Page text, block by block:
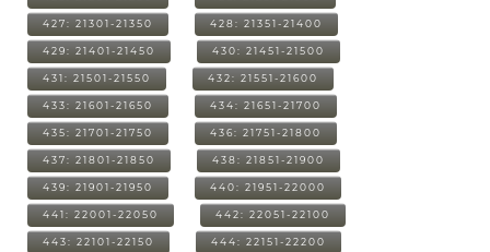
427: 21301-21350 428: 21351-21400
429: 21401-21450 430: 21451-21500
431: 21501-21550 432: 21551-21600
433: 21601-21650 434: 21651-21700
435: 21701-21750 436: 21751-21800
437: 21801-21850 438: 21851-21900
439: 21901-21950 440: 21951-22000
441: 22001-22050 442: 22051-22100
443: 22101-22150 444: 22151-22200